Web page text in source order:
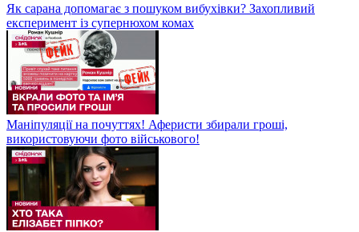
Як сарана допомагає з пошуком вибухівки? Захопливий
експеримент із супернюхом комах
Маніпуляції на почуттях! Аферисти збирали гроші,
використовуючи фото військового!